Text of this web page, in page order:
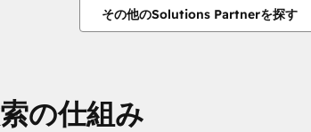
その他のSolutions Partnerを探す
の仕組み